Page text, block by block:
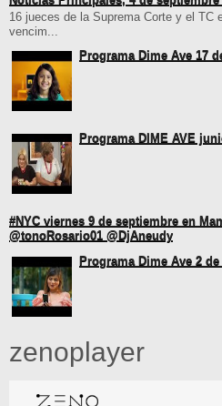
16 jueces de la Suprema Corte y el TC
vencim...
Programa Dime Ave 17
Programa DIME AVE
#NYC viernes 9 de septiembre en
@tonoRosario01 @DjAneudy
Programa Dime Ave 2
zenoplayer